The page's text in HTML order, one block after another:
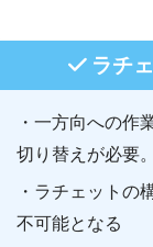
ラチ
・一方向への作
切り替えが必要。
・ラチェットの
不可能となる